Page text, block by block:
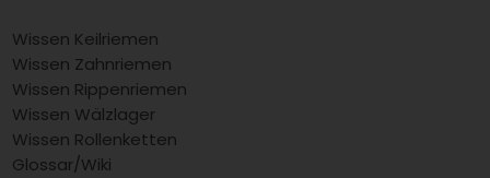
Wissen Keilriemen
Wissen Zahnriemen
Wissen Rippenriemen
Wissen Wälzlager
Wissen Rollenketten
Glossar/Wiki